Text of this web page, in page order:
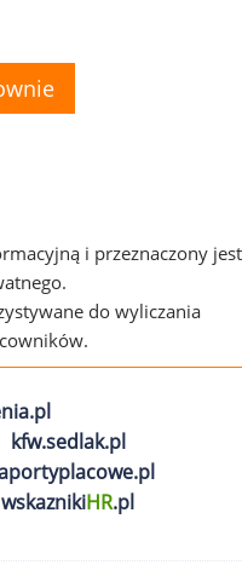
i przeznaczony jest
do wyliczania
kfw.sedlak.pl
wskaznikiHR.pl